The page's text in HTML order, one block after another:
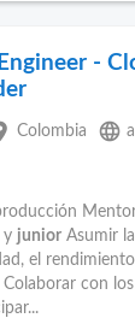
-
Colombia language
y junior Asumir la
el
con